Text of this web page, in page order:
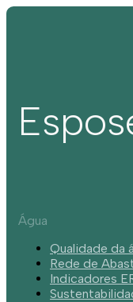
Água
Qualidade da
Rede de
Indicadores